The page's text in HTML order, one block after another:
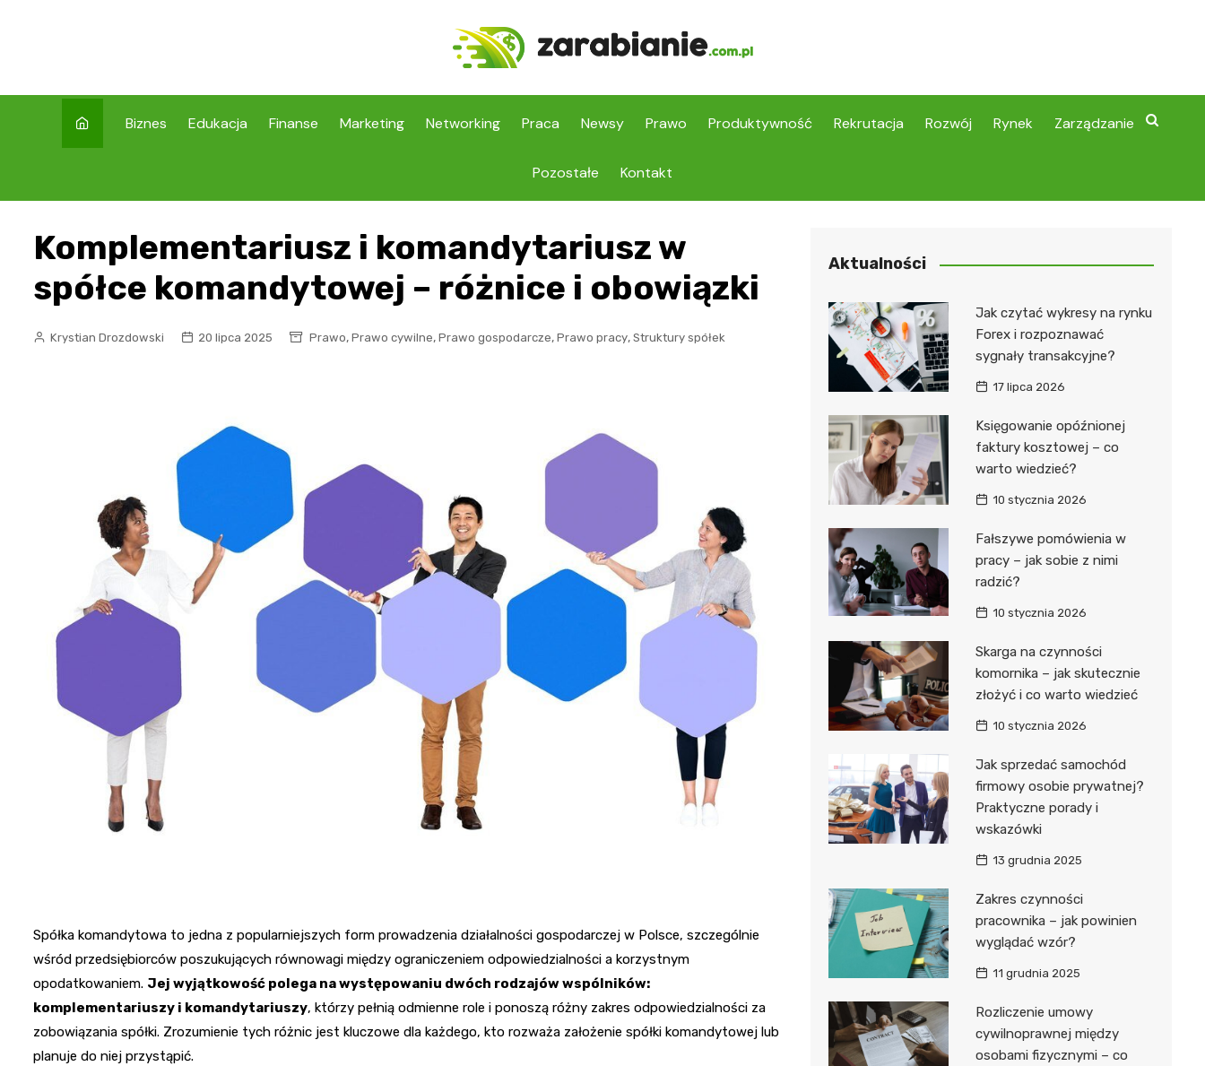
Biznes Edukacja Finanse Marketing Networking Praca Newsy Prawo Produktywność Rekrutacja Rozwój Rynek Zarządzanie
Pozostałe Kontakt
Komplementariusz i komandytariusz w
spółce komandytowej – różnice i obowiązki
Krystian Drozdowski 20 lipca 2025 Prawo, Prawo cywilne, Prawo gospodarcze, Prawo pracy, Struktury spółek
Spółka komandytowa to jedna z popularniejszych form prowadzenia działalności gospodarczej w Polsce, szczególnie
wśród przedsiębiorców poszukujących równowagi między ograniczeniem odpowiedzialności a korzystnym
opodatkowaniem. Jej wyjątkowość polega na występowaniu dwóch rodzajów wspólników:
komplementariuszy i komandytariuszy, którzy pełnią odmienne role i ponoszą różny zakres odpowiedzialności za
zobowiązania spółki. Zrozumienie tych różnic jest kluczowe dla każdego, kto rozważa założenie spółki komandytowej lub
planuje do niej przystąpić.
Aktualności
Jak czytać wykresy na rynku
Forex i rozpoznawać
sygnały transakcyjne?
17 lipca 2026
Księgowanie opóźnionej
faktury kosztowej – co
warto wiedzieć?
10 stycznia 2026
Fałszywe pomówienia w
pracy – jak sobie z nimi
radzić?
10 stycznia 2026
Skarga na czynności
komornika – jak skutecznie
złożyć i co warto wiedzieć
10 stycznia 2026
Jak sprzedać samochód
firmowy osobie prywatnej?
Praktyczne porady i
wskazówki
13 grudnia 2025
Zakres czynności
pracownika – jak powinien
wyglądać wzór?
11 grudnia 2025
Rozliczenie umowy
cywilnoprawnej między
osobami fizycznymi – co